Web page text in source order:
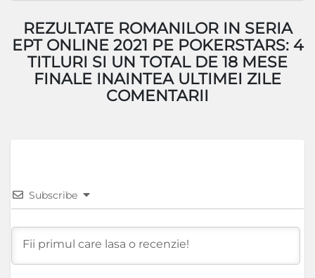
REZULTATE ROMANILOR IN SERIA
EPT ONLINE 2021 PE POKERSTARS: 4
TITLURI SI UN TOTAL DE 18 MESE
FINALE INAINTEA ULTIMEI ZILE
COMENTARII
Subscribe